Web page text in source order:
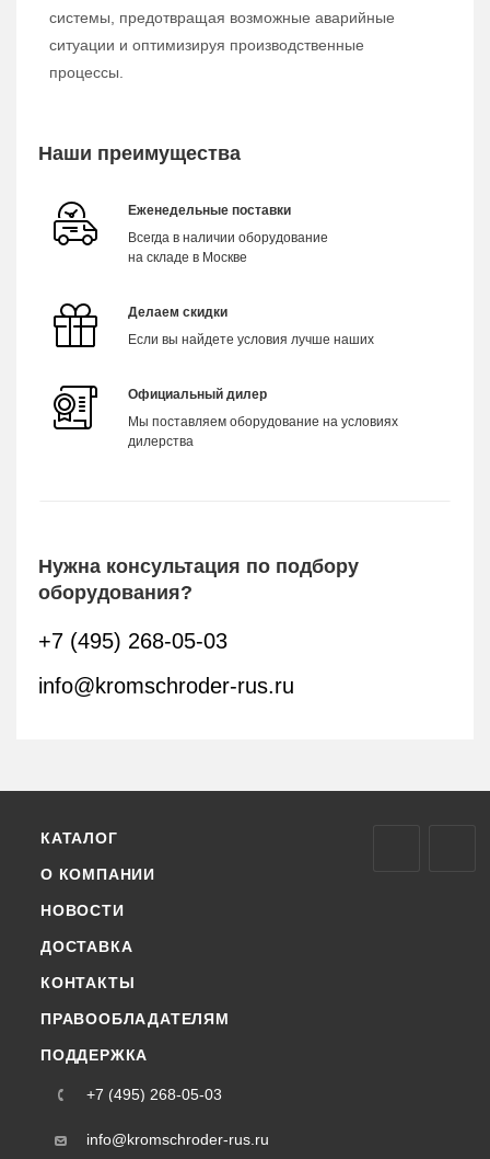
системы, предотвращая возможные аварийные
ситуации и оптимизируя производственные
процессы.
Наши преимущества
Еженедельные поставки
Всегда в наличии оборудование
на складе в Москве
Делаем скидки
Если вы найдете условия лучше наших
Официальный дилер
Мы поставляем оборудование на условиях
дилерства
Нужна консультация по подбору
оборудования?
+7 (495) 268-05-03
info@kromschroder-rus.ru
КАТАЛОГ
О КОМПАНИИ
НОВОСТИ
ДОСТАВКА
КОНТАКТЫ
ПРАВООБЛАДАТЕЛЯМ
ПОДДЕРЖКА
+7 (495) 268-05-03
info@kromschroder-rus.ru